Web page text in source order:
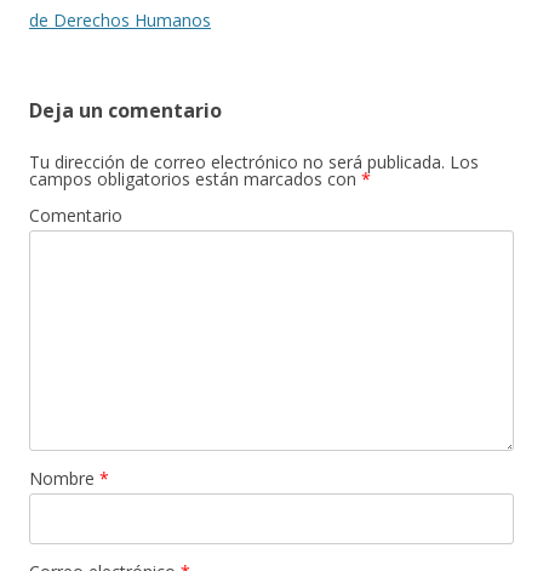
de
de Derechos Humanos
Deja un comentario
Tu dirección de correo electrónico no será publicada. Los
campos obligatorios están marcados con *
Comentario
Nombre *